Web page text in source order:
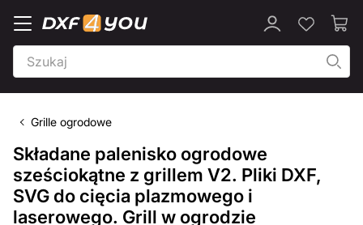
Grille ogrodowe
Składane palenisko ogrodowe
sześciokątne z grillem V2. Pliki DXF,
SVG do cięcia plazmowego i
laserowego. Grill w ogrodzie